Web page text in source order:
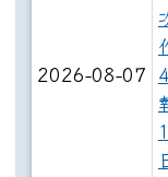
2026-08-07